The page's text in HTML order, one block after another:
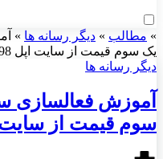
» مطالب » دیگر رسانه ها »
یک سوم قیمت از سایت اپل 98
دیگر رسانه ها
آموزش فعالسازی
سوم قیمت از سایت